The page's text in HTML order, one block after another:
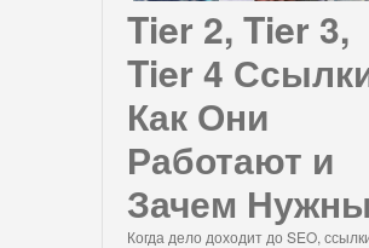
Tier 2, Tier 3,
Tier 4
Как Они
Работают и
Зачем
Когда дело доходит до SEO,